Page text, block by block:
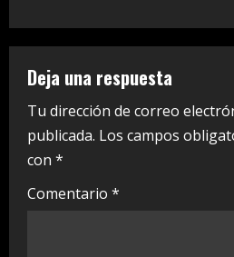
i
n
u
e
R
e
Deja una respuesta
Tu dirección de correo
publicada. Los campos
con *
Comentario *